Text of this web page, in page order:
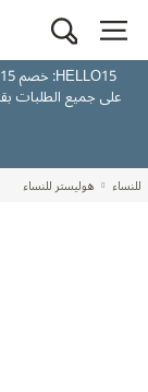
للنساء هوليستر للنساء